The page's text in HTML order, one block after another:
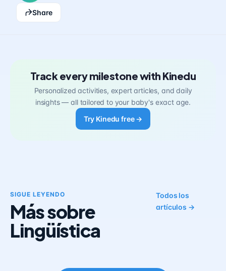
Share
Track every milestone with Kinedu
Personalized activities, expert articles, and daily
insights — all tailored to your baby's exact age.
Try Kinedu free →
SIGUE LEYENDO
Más sobre
Lingüística
Todos los
artículos →